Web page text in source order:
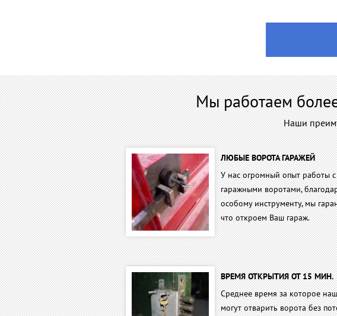
Мы работаем
Наши
ЛЮБЫЕ ВОРОТА ГАРАЖЕЙ
У нас огромный опыт работы с
гаражными воротами,
особому инструменту, мы
что откроем Ваш гараж.
ВРЕМЯ ОТКРЫТИЯ ОТ 15 МИН.
Среднее время за которое
могут отварить ворота без